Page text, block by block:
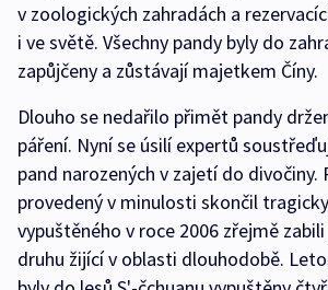
v zoologických zahradách a
i ve světě. Všechny pandy byly do
zapůjčeny a zůstávají majetkem Číny.
Dlouho se nedařilo přimět pandy
páření. Nyní se úsilí expertů
pand narozených v zajetí do divočiny.
provedený v minulosti skončil
vypuštěného v roce 2006 zřejmě
druhu žijící v oblasti dlouhodobě.